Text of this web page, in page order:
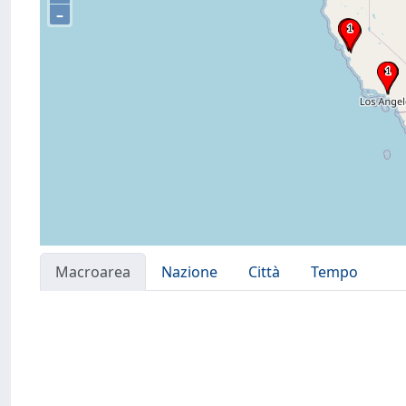
–
Macroarea Nazione Città Tempo